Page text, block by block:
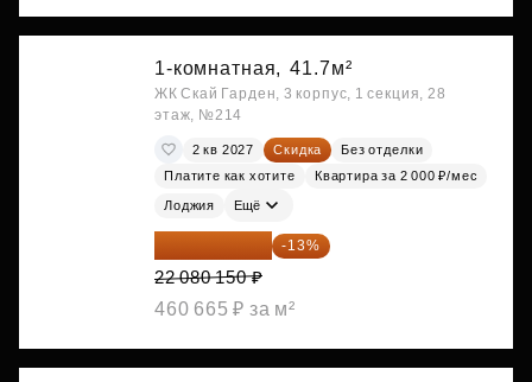
1-комнатная, 41.7м²
ЖК Скай Гарден, 3 корпус, 1 секция, 28
этаж, №214
2 кв 2027 Скидка
Без отделки
Платите как хотите
Квартира за 2 000 ₽/мес
Лоджия Ещё
19 209 731 ₽ -13%
22 080 150 ₽
460 665 ₽ за м²